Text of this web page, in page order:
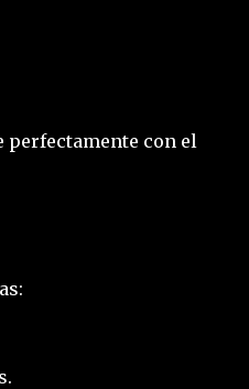
perfectamente con el